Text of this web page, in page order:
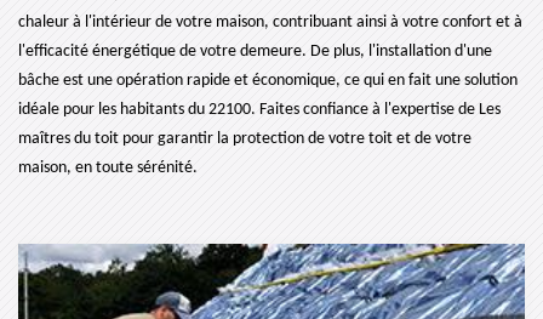
chaleur à l'intérieur de votre maison, contribuant ainsi à votre confort et à
l'efficacité énergétique de votre demeure. De plus, l'installation d'une
bâche est une opération rapide et économique, ce qui en fait une solution
idéale pour les habitants du 22100. Faites confiance à l'expertise de Les
maîtres du toit pour garantir la protection de votre toit et de votre
maison, en toute sérénité.